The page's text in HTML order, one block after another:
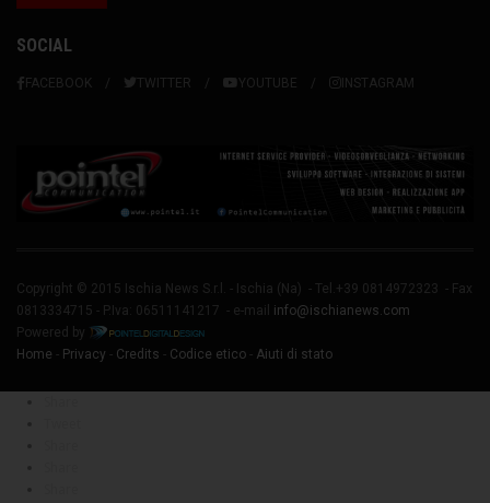
SOCIAL
FACEBOOK TWITTER YOUTUBE INSTAGRAM
Copyright © 2015 Ischia News S.r.l. - Ischia (Na) - Tel.+39 0814972323 - Fax
0813334715 - P.Iva: 06511141217 - e-mail info@ischianews.com
Powered by
Home - Privacy - Credits - Codice etico - Aiuti di stato